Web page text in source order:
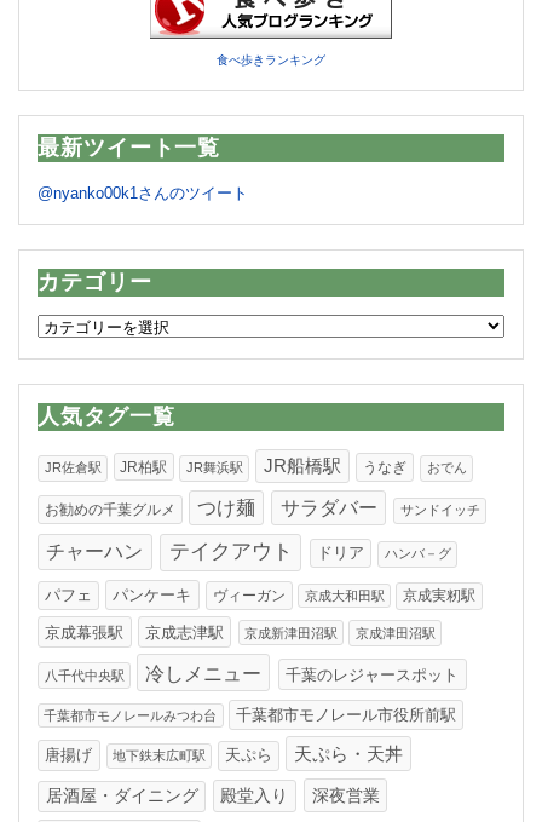
食べ歩きランキング
最新ツイート一覧
@nyanko00k1さんのツイート
カテゴリー
カ
リ
ー
人気タグ一覧
JR佐倉駅 JR柏駅 JR舞浜駅 JR船橋駅 うなぎ おでん
お勧めの千葉グルメ つけ麺 サラダバー サンドイッチ
チャーハン テイクアウト ドリア ハンバ－グ
パフェ パンケーキ ヴィーガン 京成大和田駅 京成実籾駅
京成幕張駅 京成志津駅 京成新津田沼駅 京成津田沼駅
八千代中央駅 冷しメニュー 千葉のレジャースポット
千葉都市モノレールみつわ台 千葉都市モノレール市役所前駅
唐揚げ 地下鉄末広町駅 天ぷら 天ぷら・天丼
居酒屋・ダイニング 殿堂入り 深夜営業